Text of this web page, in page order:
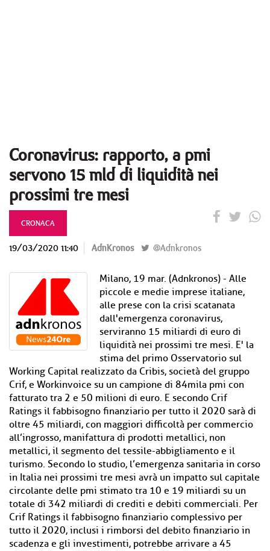
Coronavirus: rapporto, a pmi
servono 15 mld di liquidità nei
prossimi tre mesi
CRONACA
19/03/2020 11:40 AdnKronos @Adnkronos
Milano, 19 mar. (Adnkronos) - Alle
piccole e medie imprese italiane,
alle prese con la crisi scatanata
dall'emergenza coronavirus,
serviranno 15 miliardi di euro di
liquidità nei prossimi tre mesi. E' la
stima del primo Osservatorio sul
Working Capital realizzato da Cribis, società del gruppo
Crif, e Workinvoice su un campione di 84mila pmi con
fatturato tra 2 e 50 milioni di euro. E secondo Crif
Ratings il fabbisogno finanziario per tutto il 2020 sarà di
oltre 45 miliardi, con maggiori difficoltà per commercio
all’ingrosso, manifattura di prodotti metallici, non
metallici, il segmento del tessile-abbigliamento e il
turismo. Secondo lo studio, l’emergenza sanitaria in corso
in Italia nei prossimi tre mesi avrà un impatto sul capitale
circolante delle pmi stimato tra 10 e 19 miliardi su un
totale di 342 miliardi di crediti e debiti commerciali. Per
Crif Ratings il fabbisogno finanziario complessivo per
tutto il 2020, inclusi i rimborsi del debito finanziario in
scadenza e gli investimenti, potrebbe arrivare a 45